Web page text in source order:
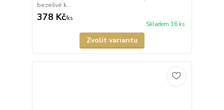
bezešvé k...
378 Kč/ks
Skladem 16 ks
Zvolit variantu